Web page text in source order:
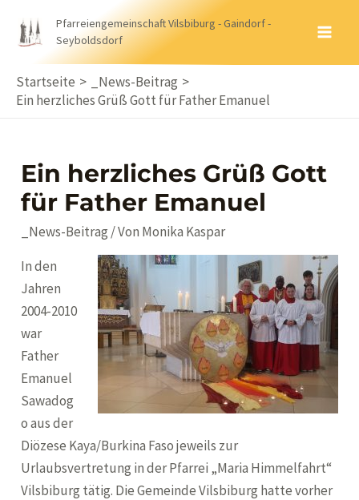
Inhalt
Pfarreiengemeinschaft Vilsbiburg - Gaindorf -
Seyboldsdorf
Startseite
_News-Beitrag
Ein herzliches Grüß Gott für Father Emanuel
Ein herzliches Grüß Gott
für Father Emanuel
_News-Beitrag / Von Monika Kaspar
In den
Jahren
2004-2010
war
Father
Emanuel
Sawadog
o aus der
Diözese Kaya/Burkina Faso jeweils zur
Urlaubsvertretung in der Pfarrei „Maria Himmelfahrt“
Vilsbiburg tätig. Die Gemeinde Vilsbiburg hatte vorher